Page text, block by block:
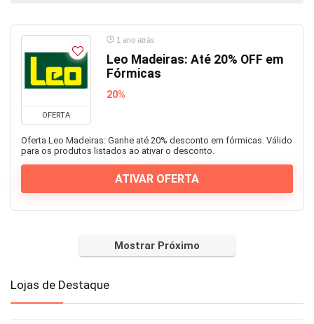
OFERTA
1 ano atrás
Leo Madeiras: Até 20% OFF em
Fórmicas
20%
Oferta Leo Madeiras: Ganhe até 20% desconto em fórmicas. Válido
para os produtos listados ao ativar o desconto.
ATIVAR OFERTA
Mostrar Próximo
Lojas de Destaque